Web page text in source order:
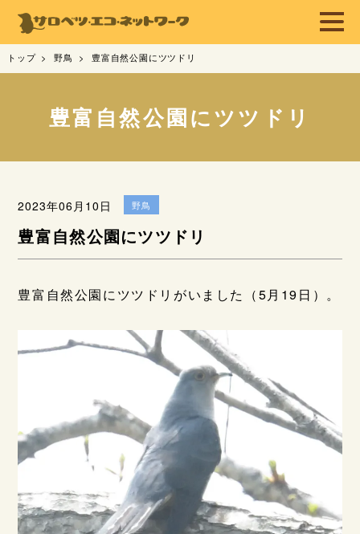
トップ 野鳥 豊富自然公園にツツドリ
豊富自然公園にツツドリ
2023年06月10日 野鳥
豊富自然公園にツツドリ
豊富自然公園にツツドリがいました（5月19日）。